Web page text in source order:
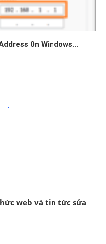
0n Windows...
web và tin tức sửa